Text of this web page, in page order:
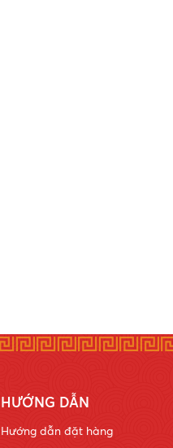
HƯỚNG DẪN
Hướng dẫn đặt hàng